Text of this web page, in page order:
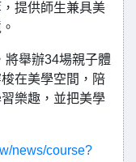
提供師生兼具美
將舉辦34場親子體
在美學空間，陪
樂趣，並把美學
news/course?